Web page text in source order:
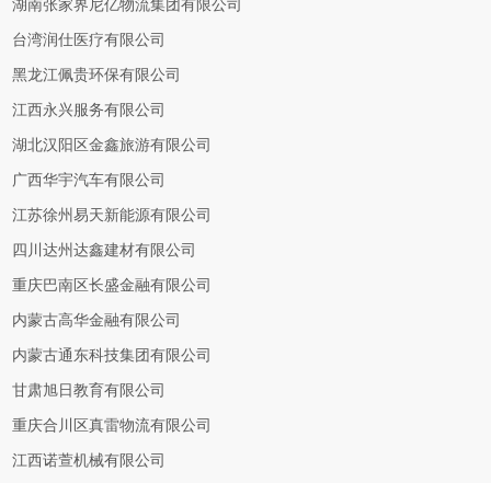
湖南张家界尼亿物流集团有限公司
台湾润仕医疗有限公司
黑龙江佩贵环保有限公司
江西永兴服务有限公司
湖北汉阳区金鑫旅游有限公司
广西华宇汽车有限公司
江苏徐州易天新能源有限公司
四川达州达鑫建材有限公司
重庆巴南区长盛金融有限公司
内蒙古高华金融有限公司
内蒙古通东科技集团有限公司
甘肃旭日教育有限公司
重庆合川区真雷物流有限公司
江西诺萱机械有限公司